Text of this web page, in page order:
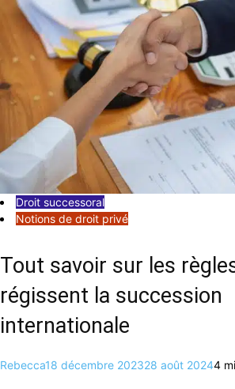
Droit successoral
Notions de droit privé
Tout savoir sur les
régissent la succession
internationale
Rebecca18 décembre 202328 août 20244